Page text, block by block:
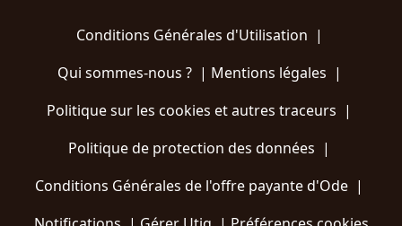
Conditions Générales d'Utilisation |
Qui sommes-nous ?| Mentions légales |
Politique sur les cookies et autres traceurs |
Politique de protection des données |
Conditions Générales de l'offre payante d'Ode |